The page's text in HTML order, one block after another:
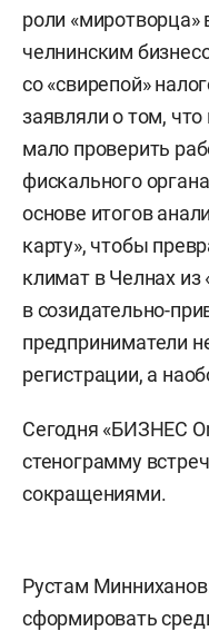
роли
челнинским
со «свирепой»
заявляли о том,
мало проверить
фискального
основе итогов
карту», чтобы
климат в Челнах из
в созидательно-
предприниматели
регистрации, а
Сегодня «БИЗНЕС
стенограмму
сокращениями.
Рустам
сформировать